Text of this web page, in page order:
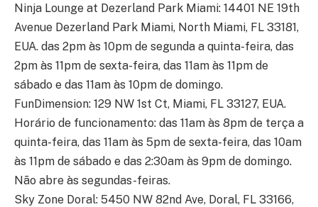
Ninja Lounge at Dezerland Park Miami: 14401 NE 19th
Avenue Dezerland Park Miami, North Miami, FL 33181,
EUA. das 2pm às 10pm de segunda a quinta-feira, das
2pm às 11pm de sexta-feira, das 11am às 11pm de
sábado e das 11am às 10pm de domingo.
FunDimension: 129 NW 1st Ct, Miami, FL 33127, EUA.
Horário de funcionamento: das 11am às 8pm de terça a
quinta-feira, das 11am às 5pm de sexta-feira, das 10am
às 11pm de sábado e das 2:30am às 9pm de domingo.
Não abre às segundas-feiras.
Sky Zone Doral: 5450 NW 82nd Ave, Doral, FL 33166,